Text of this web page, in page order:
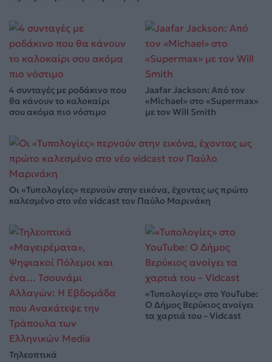
4 συνταγές με ροδάκινο που
θα κάνουν το καλοκαίρι
σου ακόμα πιο νόστιμο
Jaafar Jackson: Από τον
«Michael» στο «Supermax»
με τον Will Smith
Οι «Τυπολογίες» περνούν στην εικόνα, έχοντας ως πρώτο
καλεσμένο στο νέο vidcast τον Παύλο Μαρινάκη
Τηλεοπτικά
«Τυπολογίες» στο YouTube:
Ο Δήμος Βερύκιος ανοίγει
τα χαρτιά του – Vidcast